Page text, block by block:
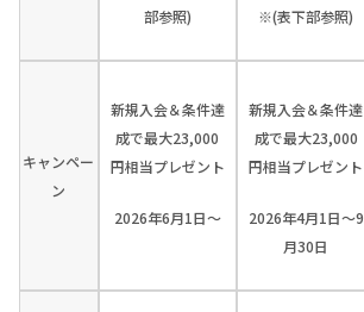
部参照)
※(表下部参照)
キャンペー
ン
新規入会＆条件達
成で最大23,000
円相当プレゼント
2026年6月1日～
新規入会＆条件達
成で最大23,000
円相当プレゼント
2026年4月1日～9
月30日